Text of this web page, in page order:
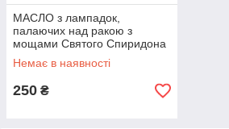
МАСЛО з лампадок,
палаючих над ракою з
мощами Святого Спиридона
Триміфунтського в Храмі на
о. Корфу, 30 мл
Немає в наявності
250 ₴